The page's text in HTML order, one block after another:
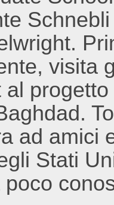
visita
ad amici
Stati